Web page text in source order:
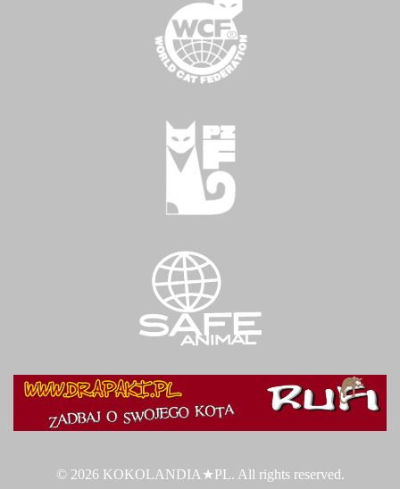
© 2026 KOKOLANDIA★PL. All rights reserved.